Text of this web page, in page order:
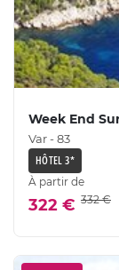
Week End
Var - 83
HÔTEL 3*
À partir de
322 € 332 €